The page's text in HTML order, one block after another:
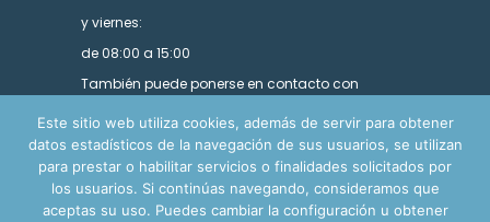
y viernes:
de 08:00 a 15:00
También puede ponerse en contacto con
nosotros utilizando nuestro formulario.
Este sitio web utiliza cookies, además de servir para obtener
datos estadísticos de la navegación de sus usuarios, se utilizan
para prestar o habilitar servicios o finalidades solicitados por
los usuarios. Si continúas navegando, consideramos que
aceptas su uso. Puedes cambiar la configuración u obtener